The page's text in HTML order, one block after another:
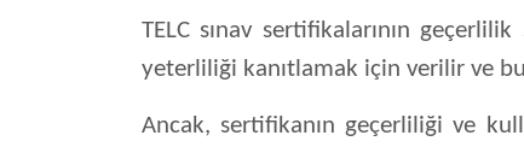
TELC sınav sertifikalarının
yeterliliği kanıtlamak için verilir ve
Ancak, sertifikanın geçerliliği ve